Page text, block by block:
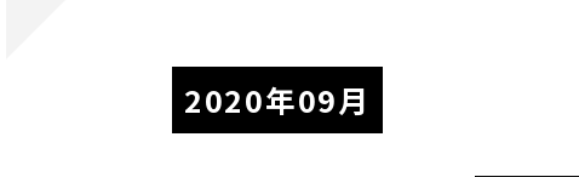
2020年09月